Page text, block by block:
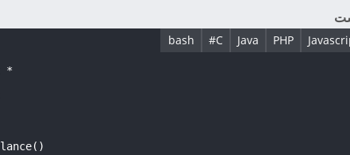
PHP
Java
C#
bash
*